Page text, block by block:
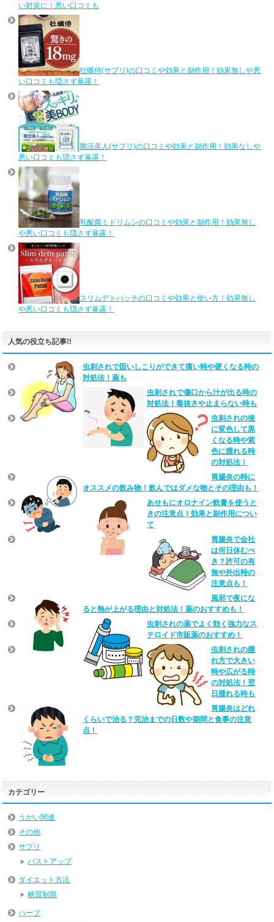
い対策に！悪い口コミも
牡蠣侍(サプリ)の口コミや効果と副作用！効果無しや悪
い口コミも隠さず暴露！
菌活美人(サプリ)の口コミや効果と副作用！効果なしや
悪い口コミも隠さず暴露！
乳酸菌ミドリムシの口コミや効果と副作用！効果無し
や悪い口コミも隠さず暴露！
スリムデトパッチの口コミや効果と使い方！効果無し
や悪い口コミも隠さず暴露！
人気の役立ち記事!!
虫刺されで固いしこりができて痛い時や硬くなる時の
対処法！薬も
虫刺されで傷口から汁が出る時の
対処法！毒抜きや止まらない時も
虫刺されの後
に変色して黒
くなる時や紫
色に腫れる時
の対処法！
胃腸炎の時に
オススメの飲み物！飲んではダメな物とその理由も！
あせもにオロナイン軟膏を使うと
きの注意点！効果と副作用につい
て
胃腸炎で会社
は何日休むべ
き？許可の有
無や外出時の
注意点も！
風邪で夜にな
ると熱が上がる理由と対処法！薬のおすすめも！
虫刺されの薬でよく効く強力なス
テロイド市販薬のおすすめ！
虫刺されの腫
れ方で大きい
時や広がる時
の対処法！翌
日腫れる時も
胃腸炎はどれ
くらいで治る？完治までの日数や期間と食事の注意
点！
カテゴリー
うがい関連
その他
サプリ
バストアップ
ダイエット方法
糖質制限
ハーブ